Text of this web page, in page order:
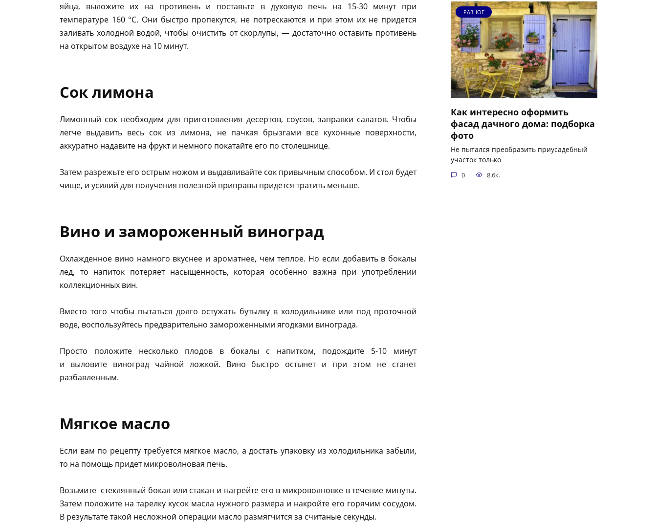
яйца, выложите их на противень и поставьте в духовую печь на 15-30 минут при
температуре 160 °С. Они быстро пропекутся, не потрескаются и при этом их не придется
заливать холодной водой, чтобы очистить от скорлупы, — достаточно оставить противень
на открытом воздухе на 10 минут.
Сок лимона
Лимонный сок необходим для приготовления десертов, соусов, заправки салатов. Чтобы
легче выдавить весь сок из лимона, не пачкая брызгами все кухонные поверхности,
аккуратно надавите на фрукт и немного покатайте его по столешнице.
Затем разрежьте его острым ножом и выдавливайте сок привычным способом. И стол будет
чище, и усилий для получения полезной приправы придется тратить меньше.
Вино и замороженный виноград
Охлажденное вино намного вкуснее и ароматнее, чем теплое. Но если добавить в бокалы
лед, то напиток потеряет насыщенность, которая особенно важна при употреблении
коллекционных вин.
Вместо того чтобы пытаться долго остужать бутылку в холодильнике или под проточной
воде, воспользуйтесь предварительно замороженными ягодками винограда.
Просто положите несколько плодов в бокалы с напитком, подождите 5-10 минут
и выловите виноград чайной ложкой. Вино быстро остынет и при этом не станет
разбавленным.
Мягкое масло
Если вам по рецепту требуется мягкое масло, а достать упаковку из холодильника забыли,
то на помощь придет микроволновая печь.
Возьмите стеклянный бокал или стакан и нагрейте его в микроволновке в течение минуты.
Затем положите на тарелку кусок масла нужного размера и накройте его горячим сосудом.
В результате такой несложной операции масло размягчится за считаные секунды.
РАЗНОЕ
Как интересно оформить
фасад дачного дома: подборка
фото
Не пытался преобразить приусадебный
участок только
0 8.6к.